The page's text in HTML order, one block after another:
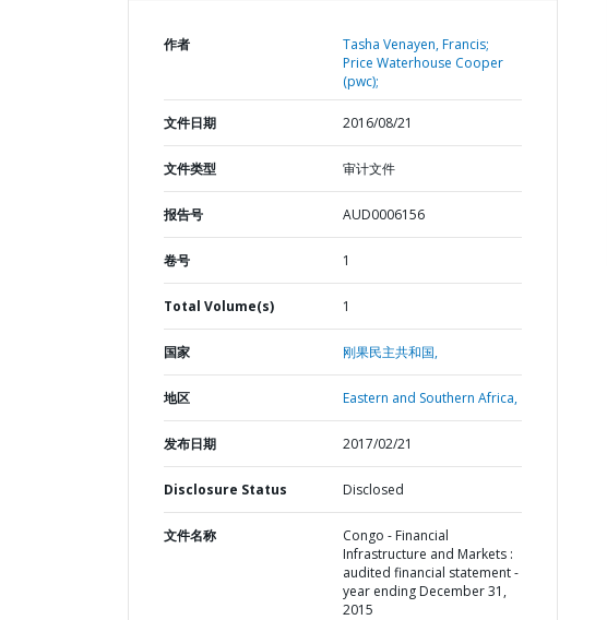
作者
Tasha Venayen, Francis;
Price Waterhouse Cooper
(pwc);
文件日期 2016/08/21
文件类型 审计文件
报告号 AUD0006156
卷号 1
Total Volume(s) 1
国家 刚果民主共和国,
地区 Eastern and Southern Africa,
发布日期 2017/02/21
Disclosure Status Disclosed
文件名称
Congo - Financial
Infrastructure and Markets :
audited financial statement -
year ending December 31,
2015